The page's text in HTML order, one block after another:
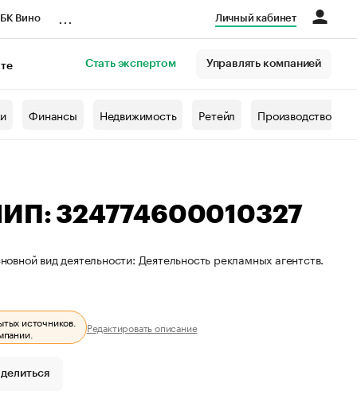
Вино Личный кабинет
Стать экспертом Управлять компанией
Финансы Недвижимость Ретейл Производство
324774600010327
вид деятельности: Деятельность рекламных агентств.
источников.
Редактировать описание